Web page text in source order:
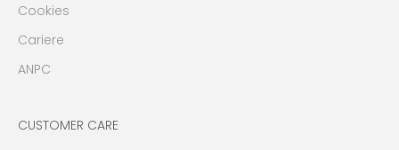
Cookies
Cariere
ANPC
CUSTOMER CARE